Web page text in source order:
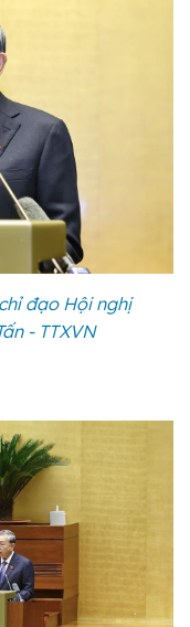
đạo Hội nghị
- TTXVN